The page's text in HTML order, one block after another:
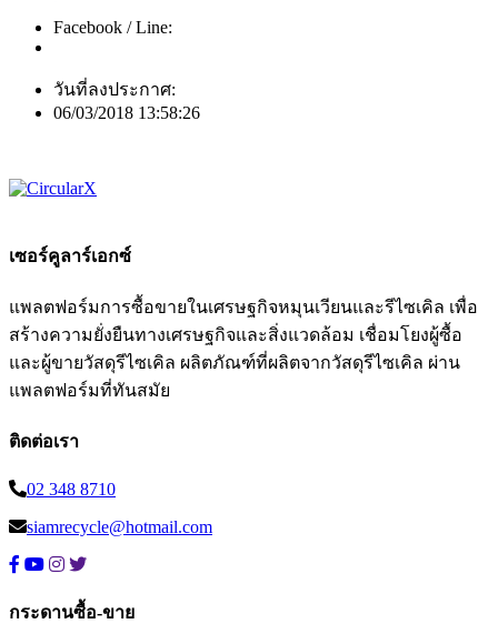
Facebook / Line:
วันที่ลงประกาศ:
06/03/2018 13:58:26
เซอร์คูลาร์เอกซ์
แพลตฟอร์มการซื้อขายในเศรษฐกิจหมุนเวียนและรีไซเคิล เพื่อ
สร้างความยั่งยืนทางเศรษฐกิจและสิ่งแวดล้อม เชื่อมโยงผู้ซื้อ
และผู้ขายวัสดุรีไซเคิล ผลิตภัณฑ์ที่ผลิตจากวัสดุรีไซเคิล ผ่าน
แพลตฟอร์มที่ทันสมัย
ติดต่อเรา
02 348 8710
siamrecycle@hotmail.com
กระดานซื้อ-ขาย